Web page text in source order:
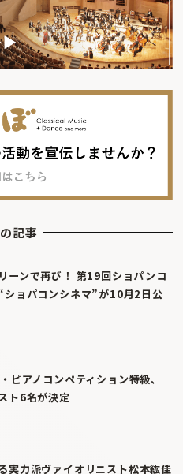
記事
ーンで再び！ 第19回ショパンコ
ショパコンシネマ”が10月2日公
ピアノコンペティション特級、
ト6名が決定
実力派ヴァイオリニスト松本紘佳